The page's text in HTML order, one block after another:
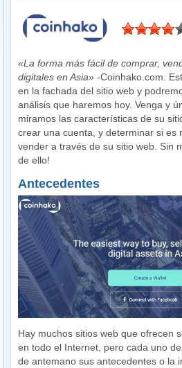
Visitar la
«La forma más fácil de comprar,
digitales en Asia» -Coinhako.com.
en la fachada del sitio web y
análisis que haremos hoy. Venga y
miramos las características de su
crear una cuenta, y determinar si es
vender a través de su sitio web. Sin
de ello!
Antecedentes
Hay muchos sitios web que ofrecen
en todo el Internet, pero cada uno
de antemano sus antecedentes o la